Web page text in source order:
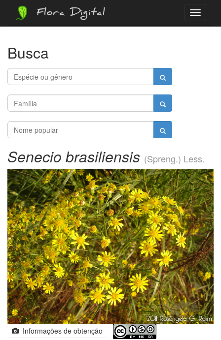
Menu
Flora Digital
Busca
Senecio brasiliensis (Spreng.) Less.
Informações de obtenção